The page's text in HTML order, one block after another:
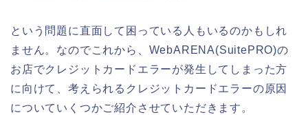
という問題に直面して困っている人もいるのかもしれ
ません。なのでこれから、WebARENA(SuitePRO)の
お店でクレジットカードエラーが発生してしまった方
に向けて、考えられるクレジットカードエラーの原因
についていくつかご紹介させていただきます。